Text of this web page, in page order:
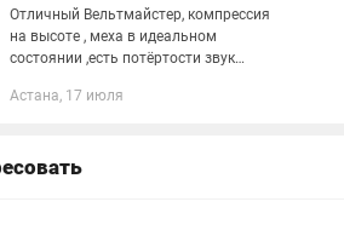
Отличный Вельтмайстер, компрессия
на высоте , меха в идеальном
состоянии ,есть потёртости звук
работают .230к ,обмен на айфон
Астана, 17 июля